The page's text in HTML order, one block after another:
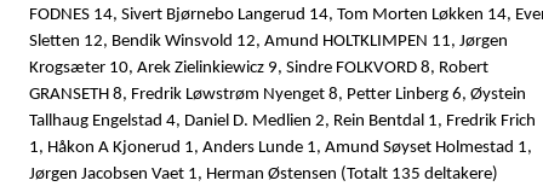
FODNES 14, Sivert Bjørnebo Langerud 14, Tom Morten Løkken 14,
Sletten 12, Bendik Winsvold 12, Amund HOLTKLIMPEN 11, Jørgen
Krogsæter 10, Arek Zielinkiewicz 9, Sindre FOLKVORD 8, Robert
GRANSETH 8, Fredrik Løwstrøm Nyenget 8, Petter Linberg 6, Øystein
Tallhaug Engelstad 4, Daniel D. Medlien 2, Rein Bentdal 1, Fredrik Frich
1, Håkon A Kjonerud 1, Anders Lunde 1, Amund Søyset Holmestad 1,
Jørgen Jacobsen Vaet 1, Herman Østensen (Totalt 135 deltakere)